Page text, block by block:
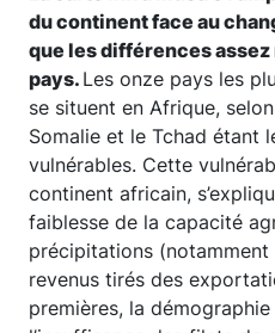
du continent face au
que les différences
pays. Les onze pays les
se situent en Afrique, selon
Somalie et le Tchad étant
vulnérables. Cette
continent africain,
faiblesse de la capacité
précipitations (notamment
revenus tirés des
premières, la